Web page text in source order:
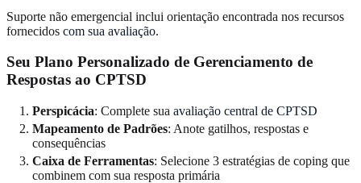
Suporte não emergencial inclui orientação encontrada nos recursos
fornecidos com sua avaliação.
Seu Plano Personalizado de Gerenciamento de
Respostas ao CPTSD
Perspicácia: Complete sua avaliação central de CPTSD
Mapeamento de Padrões: Anote gatilhos, respostas e
consequências
Caixa de Ferramentas: Selecione 3 estratégias de coping que
combinem com sua resposta primária